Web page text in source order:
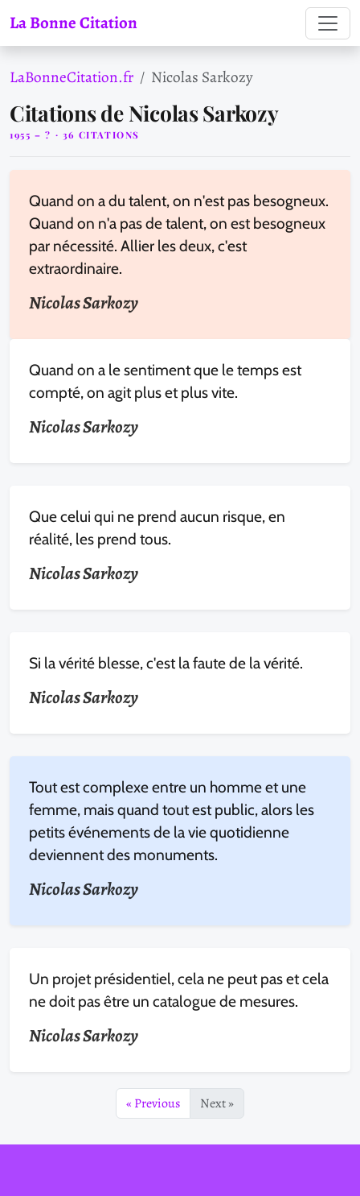
La Bonne Citation
LaBonneCitation.fr Nicolas Sarkozy
Citations de Nicolas Sarkozy
1955 – ? · 36 CITATIONS
Quand on a du talent, on n'est pas besogneux.
Quand on n'a pas de talent, on est besogneux
par nécessité. Allier les deux, c'est
extraordinaire.
Nicolas Sarkozy
Quand on a le sentiment que le temps est
compté, on agit plus et plus vite.
Nicolas Sarkozy
Que celui qui ne prend aucun risque, en
réalité, les prend tous.
Nicolas Sarkozy
Si la vérité blesse, c'est la faute de la vérité.
Nicolas Sarkozy
Tout est complexe entre un homme et une
femme, mais quand tout est public, alors les
petits événements de la vie quotidienne
deviennent des monuments.
Nicolas Sarkozy
Un projet présidentiel, cela ne peut pas et cela
ne doit pas être un catalogue de mesures.
Nicolas Sarkozy
« Previous Next »